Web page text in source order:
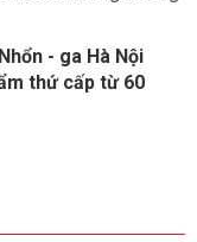
- ga Hà Nội
thứ cấp từ 60